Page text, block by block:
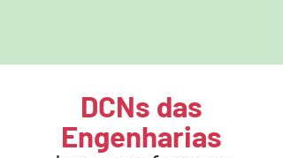
DCNs das
Engenharias